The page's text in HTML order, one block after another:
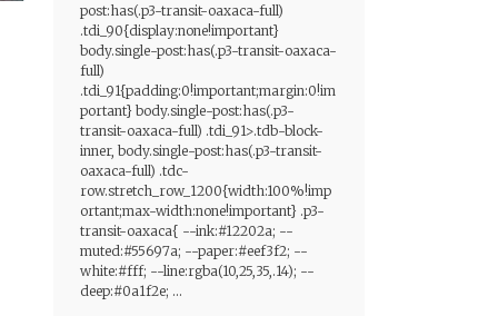
post:has(.p3-transit-oaxaca-full)
.tdi_90{display:none!important}
body.single-post:has(.p3-transit-oaxaca-
full)
.tdi_91{padding:0!important;margin:0!im
portant} body.single-post:has(.p3-
transit-oaxaca-full) .tdi_91>.tdb-block-
inner, body.single-post:has(.p3-transit-
oaxaca-full) .tdc-
row.stretch_row_1200{width:100%!imp
ortant;max-width:none!important} .p3-
transit-oaxaca{ --ink:#12202a; --
muted:#55697a; --paper:#eef3f2; --
white:#fff; --line:rgba(10,25,35,.14); --
deep:#0a1f2e; ...